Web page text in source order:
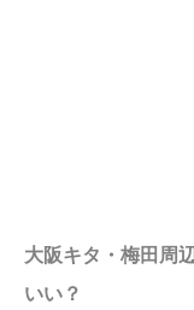
大阪キタ・梅田周
いい？